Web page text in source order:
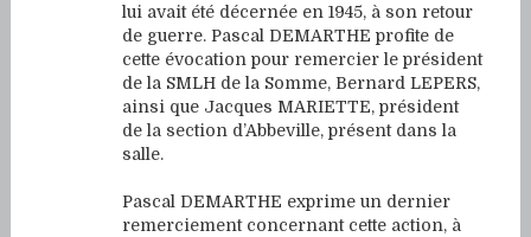
lui avait été décernée en 1945, à son retour
de guerre. Pascal DEMARTHE profite de
cette évocation pour remercier le président
de la SMLH de la Somme, Bernard LEPERS,
ainsi que Jacques MARIETTE, président
de la section d’Abbeville, présent dans la
salle.
Pascal DEMARTHE exprime un dernier
remerciement concernant cette action, à